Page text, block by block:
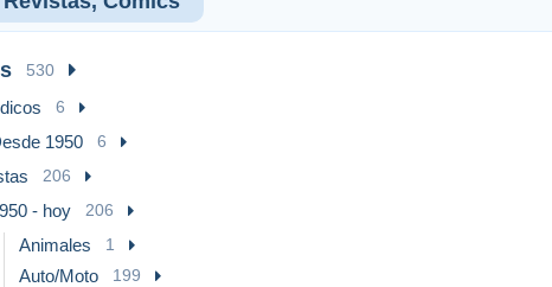
530
6
1950 6
206
- hoy 206
Animales 1
Auto/Moto 199